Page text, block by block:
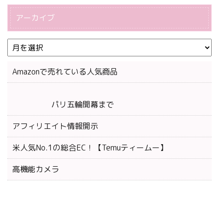
アーカイブ
Amazonで売れている人気商品
パリ五輪開幕まで
アフィリエイト情報開示
米人気No.1の総合EC！【Temuティームー】
高機能カメラ